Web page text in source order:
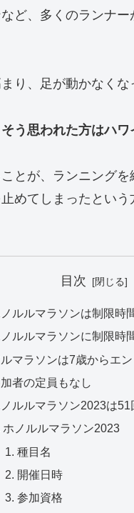
ど、多くのランナ
り、足が動かなくな
う思われた方はハワ
とが、ランニング
めてしまったとい
目次
ルルマラソンは制限時
ルルマラソンに制限時
マラソンは7歳からエ
者の定員もなし
ルルマラソン2023は51
ホノルルマラソン2023
種目名
開催日時
参加資格